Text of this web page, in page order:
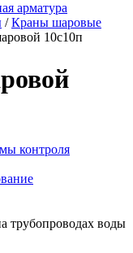
арматура
/ Краны шаровые
10с10п
контроля
трубопроводах воды